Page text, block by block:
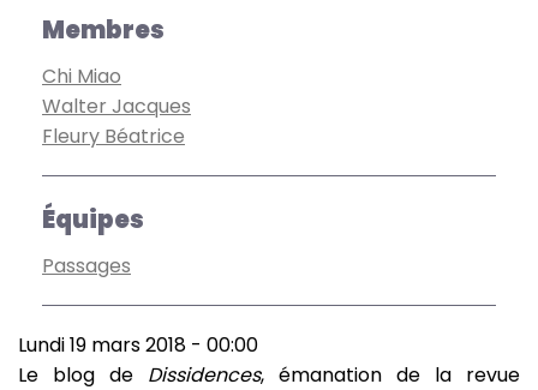
Membres
Chi Miao
Walter Jacques
Fleury Béatrice
Équipes
Passages
Lundi 19 mars 2018 - 00:00
Le blog de Dissidences, émanation de la revue